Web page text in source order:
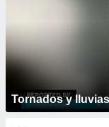
Tornados y